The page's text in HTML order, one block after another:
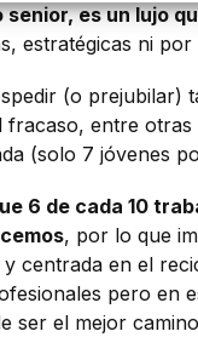
es un lujo
estratégicas ni por
(o prejubilar)
entre
(solo 7 jóvenes
6 de cada 10
, por lo que
centrada en el
pero en
ser el mejor